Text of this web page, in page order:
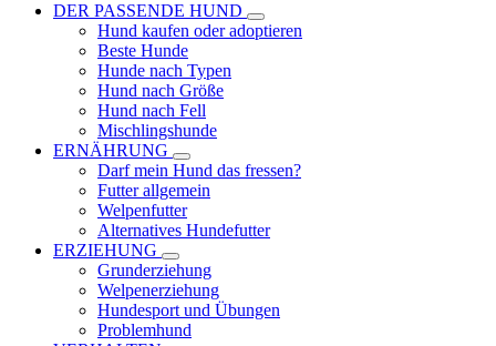
DER PASSENDE HUND
Hund kaufen oder adoptieren
Beste Hunde
Hunde nach Typen
Hund nach Größe
Hund nach Fell
Mischlingshunde
ERNÄHRUNG
Darf mein Hund das fressen?
Futter allgemein
Welpenfutter
Alternatives Hundefutter
ERZIEHUNG
Grunderziehung
Welpenerziehung
Hundesport und Übungen
Problemhund